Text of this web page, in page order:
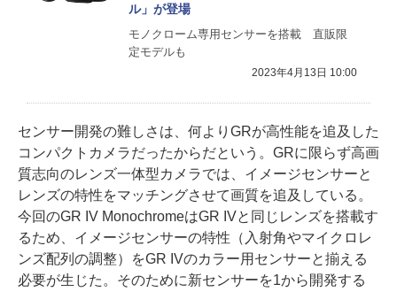
ル」が登場
モノクローム専用センサーを搭載 直販限
定モデルも
2023年4月13日 10:00
センサー開発の難しさは、何よりGRが高性能を追及した
コンパクトカメラだったからだという。GRに限らず高画
質志向のレンズ一体型カメラでは、イメージセンサーと
レンズの特性をマッチングさせて画質を追及している。
今回のGR IV MonochromeはGR IVと同じレンズを搭載す
るため、イメージセンサーの特性（入射角やマイクロレ
ンズ配列の調整）をGR IVのカラー用センサーと揃える
必要が生じた。そのために新センサーを1から開発する